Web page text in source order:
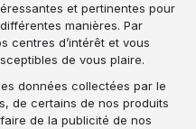
et pertinentes pour
manières. Par
centres d’intérêt et vous
de vous plaire.
les données collectées par le
de certains de nos produits
de la publicité de nos